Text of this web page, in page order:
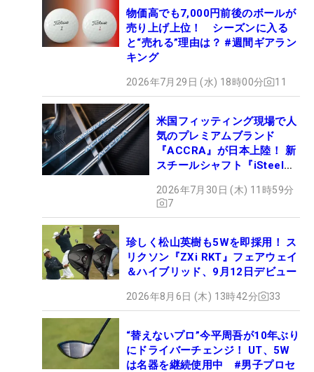
物価高でも7,000円前後のボールが
売り上げ上位！ シーズンに入る
と“売れる”理由は？ #週間ギアラン
キング
2026年7月29日 (水) 18時00分 11
米国フィッティング現場で人
気のプレミアムブランド
『ACCRA』が日本上陸！ 新
スチールシャフト『iSteel
2026年7月30日 (木) 11時59分
7
珍しく松山英樹も5Wを即採用！ ス
リクソン『ZXi RKT』フェアウェイ
＆ハイブリッド、9月12日デビュー
2026年8月6日 (木) 13時42分 33
“替えないプロ”今平周吾が10年ぶり
にドライバーチェンジ！ UT、5W
は名器を継続使用中 #男子プロセ